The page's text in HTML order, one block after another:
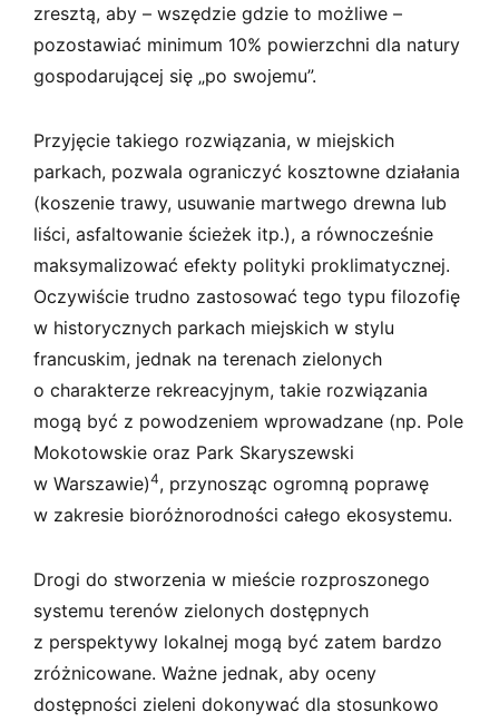
zresztą, aby – wszędzie gdzie to możliwe –
pozostawiać minimum 10% powierzchni dla natury
gospodarującej się „po swojemu”.
Przyjęcie takiego rozwiązania, w miejskich
parkach, pozwala ograniczyć kosztowne działania
(koszenie trawy, usuwanie martwego drewna lub
liści, asfaltowanie ścieżek itp.), a równocześnie
maksymalizować efekty polityki proklimatycznej.
Oczywiście trudno zastosować tego typu filozofię
w historycznych parkach miejskich w stylu
francuskim, jednak na terenach zielonych
o charakterze rekreacyjnym, takie rozwiązania
mogą być z powodzeniem wprowadzane (np. Pole
Mokotowskie oraz Park Skaryszewski
w Warszawie)4, przynosząc ogromną poprawę
w zakresie bioróżnorodności całego ekosystemu.
Drogi do stworzenia w mieście rozproszonego
systemu terenów zielonych dostępnych
z perspektywy lokalnej mogą być zatem bardzo
zróżnicowane. Ważne jednak, aby oceny
dostępności zieleni dokonywać dla stosunkowo